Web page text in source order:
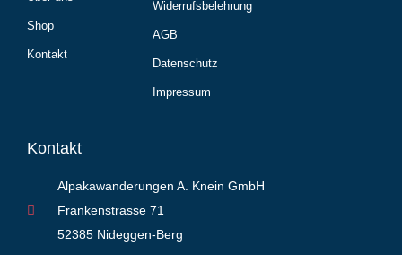
Shop
Kontakt
Widerrufsbelehrung
AGB
Datenschutz
Impressum
Kontakt
Alpakawanderungen A. Knein GmbH
Frankenstrasse 71
52385 Nideggen-Berg